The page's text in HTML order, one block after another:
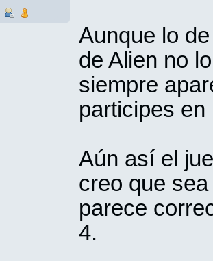
Aunque lo
de Alien no
siempre
participes en
Aún así el
creo que
parece
4.